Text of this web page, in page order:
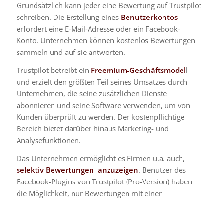
Grundsätzlich kann jeder eine Bewertung auf Trustpilot
schreiben. Die Erstellung eines Benutzerkontos
erfordert eine E-Mail-Adresse oder ein Facebook-
Konto. Unternehmen können kostenlos Bewertungen
sammeln und auf sie antworten.
Trustpilot betreibt ein Freemium-Geschäftsmodell
und erzielt den größten Teil seines Umsatzes durch
Unternehmen, die seine zusätzlichen Dienste
abonnieren und seine Software verwenden, um von
Kunden überprüft zu werden. Der kostenpflichtige
Bereich bietet darüber hinaus Marketing- und
Analysefunktionen.
Das Unternehmen ermöglicht es Firmen u.a. auch,
selektiv Bewertungen anzuzeigen. Benutzer des
Facebook-Plugins von Trustpilot (Pro-Version) haben
die Möglichkeit, nur Bewertungen mit einer